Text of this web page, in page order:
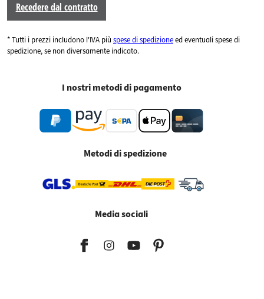
Recedere dal contratto
* Tutti i prezzi includono l'IVA più spese di spedizioneed eventuali spese di
spedizione, se non diversamente indicato.
I nostri metodi di pagamento
Metodi di spedizione
Media sociali